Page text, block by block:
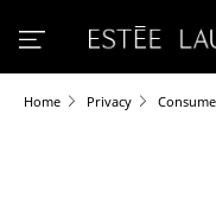
Home Privacy